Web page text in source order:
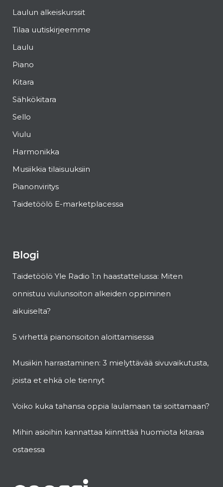
Laulun alkeiskurssit
Tilaa uutiskirjeemme
Laulu
Piano
Kitara
Sähkökitara
Sello
Viulu
Harmonikka
Musiikkia tilaisuuksiin
Pianonviritys
Taidetöölö E-marketplacessa
Blogi
Taidetöölö Yle Radio 1:n haastattelussa: Miten
onnistuu viulunsoiton alkeiden oppiminen
aikuiselta?
5 virhettä pianonsoiton aloittamisessa
Musiikin harrastaminen: 3 mielyttävää sivuvaikutusta,
joista et ehkä ole tiennyt
Voiko kuka tahansa oppia laulamaan tai soittamaan?
Mihin asioihin kannattaa kiinnittää huomiota kitaraa
ostaessa